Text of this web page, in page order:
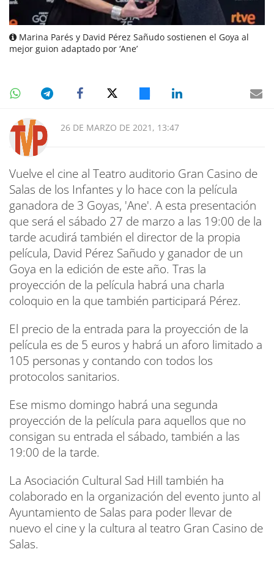
Marina Parés y David Pérez Sañudo sostienen el Goya al
mejor guion adaptado por ‘Ane’
26 DE MARZO DE 2021, 13:47
Vuelve el cine al Teatro auditorio Gran Casino de
Salas de los Infantes y lo hace con la película
ganadora de 3 Goyas, 'Ane'. A esta presentación
que será el sábado 27 de marzo a las 19:00 de la
tarde acudirá también el director de la propia
película, David Pérez Sañudo y ganador de un
Goya en la edición de este año. Tras la
proyección de la película habrá una charla
coloquio en la que también participará Pérez.
El precio de la entrada para la proyección de la
película es de 5 euros y habrá un aforo limitado a
105 personas y contando con todos los
protocolos sanitarios.
Ese mismo domingo habrá una segunda
proyección de la película para aquellos que no
consigan su entrada el sábado, también a las
19:00 de la tarde.
La Asociación Cultural Sad Hill también ha
colaborado en la organización del evento junto al
Ayuntamiento de Salas para poder llevar de
nuevo el cine y la cultura al teatro Gran Casino de
Salas.